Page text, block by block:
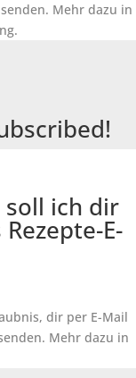
Mehr dazu in
ich dir
E-
dir per E-Mail
Mehr dazu in